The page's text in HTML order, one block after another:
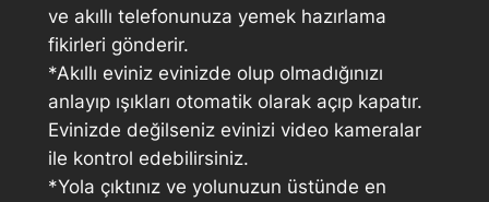
ve akıllı telefonunuza yemek hazırlama
fikirleri gönderir.
*Akıllı eviniz evinizde olup olmadığınızı
anlayıp ışıkları otomatik olarak açıp kapatır.
Evinizde değilseniz evinizi video kameralar
ile kontrol edebilirsiniz.
*Yola çıktınız ve yolunuzun üstünde en